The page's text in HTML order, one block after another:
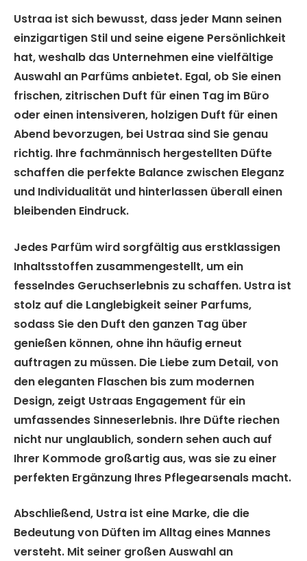
Ustraa ist sich bewusst, dass jeder Mann seinen
einzigartigen Stil und seine eigene Persönlichkeit
hat, weshalb das Unternehmen eine vielfältige
Auswahl an Parfüms anbietet. Egal, ob Sie einen
frischen, zitrischen Duft für einen Tag im Büro
oder einen intensiveren, holzigen Duft für einen
Abend bevorzugen, bei Ustraa sind Sie genau
richtig. Ihre fachmännisch hergestellten Düfte
schaffen die perfekte Balance zwischen Eleganz
und Individualität und hinterlassen überall einen
bleibenden Eindruck.
Jedes Parfüm wird sorgfältig aus erstklassigen
Inhaltsstoffen zusammengestellt, um ein
fesselndes Geruchserlebnis zu schaffen. Ustra ist
stolz auf die Langlebigkeit seiner Parfums,
sodass Sie den Duft den ganzen Tag über
genießen können, ohne ihn häufig erneut
auftragen zu müssen. Die Liebe zum Detail, von
den eleganten Flaschen bis zum modernen
Design, zeigt Ustraas Engagement für ein
umfassendes Sinneserlebnis. Ihre Düfte riechen
nicht nur unglaublich, sondern sehen auch auf
Ihrer Kommode großartig aus, was sie zu einer
perfekten Ergänzung Ihres Pflegearsenals macht.
Abschließend, Ustra ist eine Marke, die die
Bedeutung von Düften im Alltag eines Mannes
versteht. Mit seiner großen Auswahl an